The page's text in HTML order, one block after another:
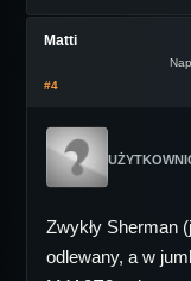
Matti
#4
Zwykły Sherman
odlewany, a w